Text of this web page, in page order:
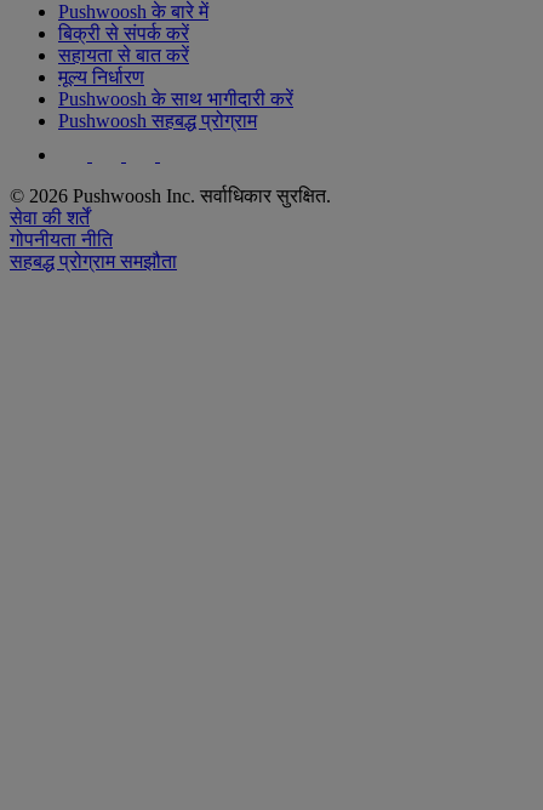
Pushwoosh के बारे में
बिक्री से संपर्क करें
सहायता से बात करें
मूल्य निर्धारण
Pushwoosh के साथ भागीदारी करें
Pushwoosh सहबद्ध प्रोग्राम
© 2026 Pushwoosh Inc. सर्वाधिकार सुरक्षित.
सेवा की शर्तें
गोपनीयता नीति
सहबद्ध प्रोग्राम समझौता